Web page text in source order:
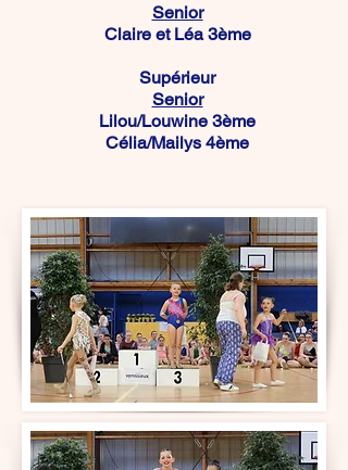
Senior
Claire et Léa 3ème
Supérieur
Senior
Lilou/Louwine 3ème
Célia/Mailys 4ème